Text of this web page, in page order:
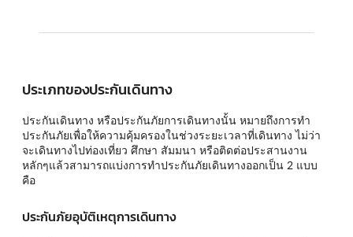
ประเภทของประกันเดินทาง
ประกันเดินทาง หรือประกันภัยการเดินทางนั้น หมายถึงการทำ
ประกันภัยเพื่อให้ความคุ้มครองในช่วงระยะเวลาที่เดินทาง ไม่ว่า
จะเดินทางไปท่องเที่ยว ศึกษา สัมมนา หรือติดต่อประสานงาน
หลักๆแล้วสามารถแบ่งการทำประกันภัยเดินทางออกเป็น 2 แบบ
คือ
ประกันภัยอุบัติเหตุการเดินทาง